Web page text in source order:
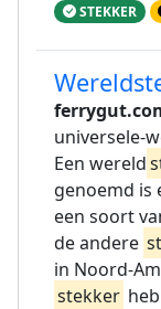
STEKKER
universele-
Een wereld
genoemd is
een soort
de andere
in Noord-
stekker